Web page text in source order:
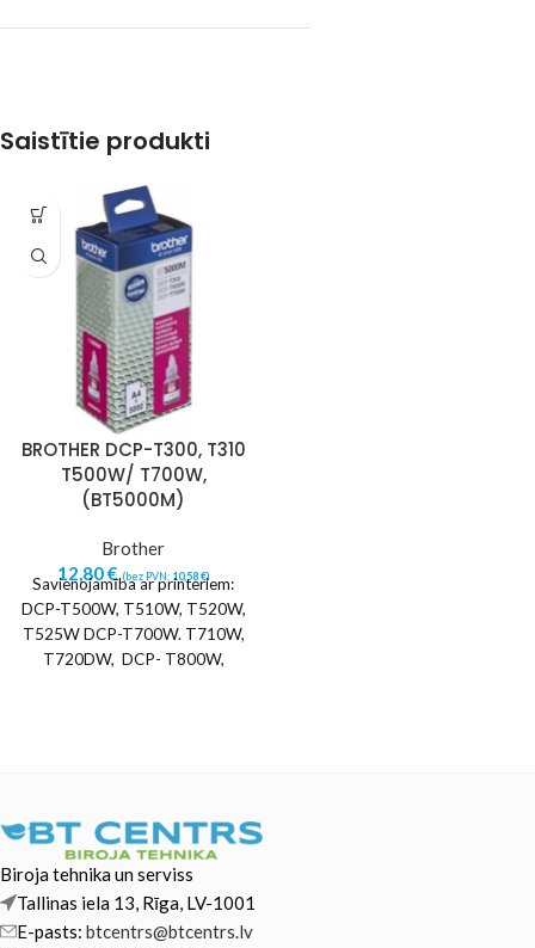
Saistītie produkti
BROTHER DCP-T300, T310
T500W/ T700W,
(BT5000M)
Brother
12,80€ (bez PVN: 10,58€)
Savienojamība ar printeriem:
DCP-T500W, T510W, T520W,
T525W DCP-T700W. T710W,
T720DW, DCP- T800W,
Biroja tehnika un serviss
Tallinas iela 13, Rīga, LV-1001
E-pasts: btcentrs@btcentrs.lv